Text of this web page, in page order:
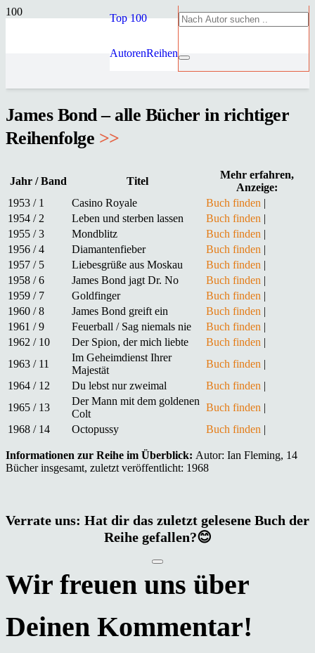
Top 100
AutorenReihen
James Bond – alle Bücher in richtiger
Reihenfolge >>
Jahr / Band Titel
Mehr erfahren,
Anzeige:
1953 / 1
Casino Royale Buch finden |
1954 / 2
Leben und sterben lassen Buch finden |
1955 / 3
Mondblitz Buch finden |
1956 / 4
Diamantenfieber Buch finden |
1957 / 5
Liebesgrüße aus Moskau Buch finden |
1958 / 6
James Bond jagt Dr. No Buch finden |
1959 / 7
Goldfinger Buch finden |
1960 / 8
James Bond greift ein Buch finden |
1961 / 9
Feuerball / Sag niemals nie Buch finden |
1962 / 10
Der Spion, der mich liebte Buch finden |
1963 / 11
Im Geheimdienst Ihrer
Majestät
Buch finden |
1964 / 12
Du lebst nur zweimal Buch finden |
1965 / 13
Der Mann mit dem goldenen
Colt
Buch finden |
1968 / 14
Octopussy Buch finden |
Informationen zur Reihe im Überblick: Autor: Ian Fleming, 14
Bücher insgesamt, zuletzt veröffentlicht: 1968
Verrate uns: Hat dir das zuletzt gelesene Buch der
Reihe gefallen?😊